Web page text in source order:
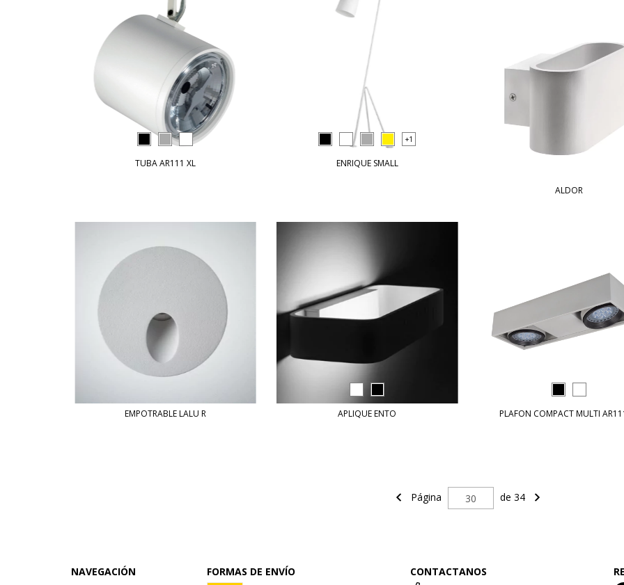
TUBA AR111 XL
+1
ENRIQUE SMALL
ALDOR
EMPOTRABLE LALU R APLIQUE ENTO PLAFON COMPACT MULTI
Página de 34
NAVEGACIÓN
FORMAS DE ENVÍO
CONTACTANOS